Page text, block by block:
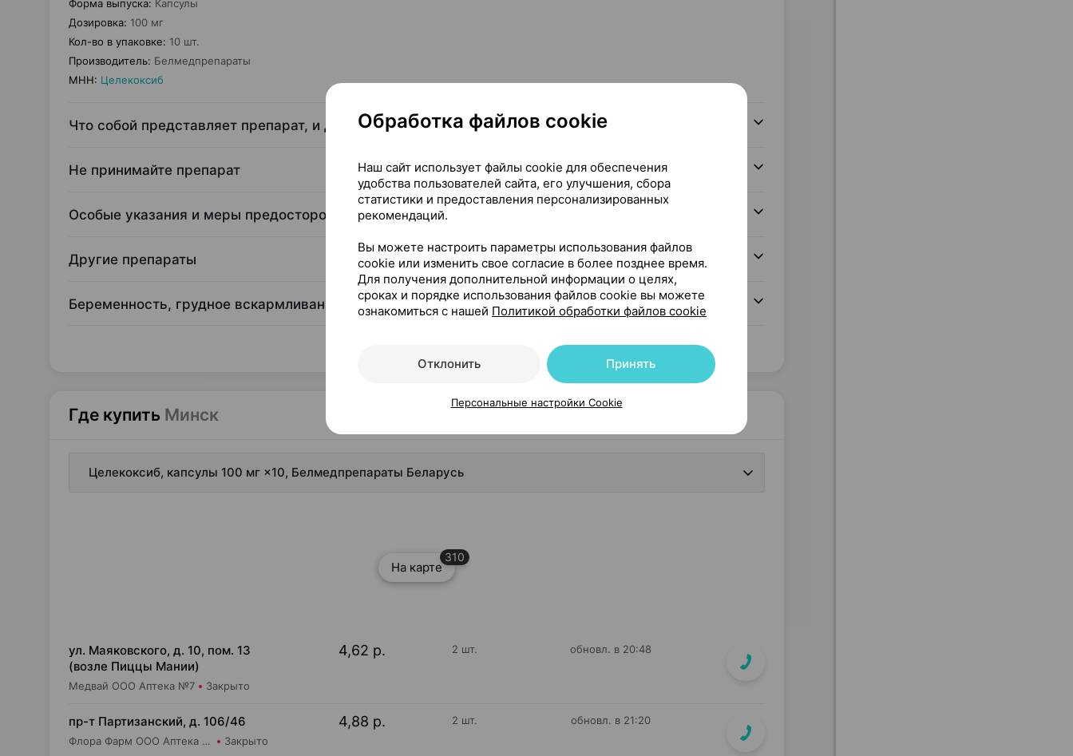
Форма выпуска: Капсулы
Дозировка: 100 мг
Кол-во в упаковке: 10 шт.
Производитель: Белмедпрепараты
МНН: Целекоксиб
Что собой представляет препарат, и для чего его применяют
Не принимайте препарат
Особые указания и меры предосторожности
Другие препараты
Беременность, грудное вскармливание и фертильность
Где купить Минск
Целекоксиб, капсулы 100 мг ×10, Белмедпрепараты Беларусь
На карте
310
ул. Маяковского, д. 10, пом. 13
(возле Пиццы Мании)
Медвай ООО Аптека №7 Закрыто
4,62 р. 2 шт. обновл. в 20:48
пр-т Партизанский, д. 106/46
Флора Фарм ООО Аптека №20 Закрыто
4,88 р. 2 шт. обновл. в 21:20
Обработка файлов cookie
Наш сайт использует файлы cookie для обеспечения
удобства пользователей сайта, его улучшения, сбора
статистики и предоставления персонализированных
рекомендаций.
Вы можете настроить параметры использования файлов
cookie или изменить свое согласие в более позднее время.
Для получения дополнительной информации о целях,
сроках и порядке использования файлов cookie вы можете
ознакомиться с нашей Политикой обработки файлов cookie
Отклонить Принять
Персональные настройки Cookie